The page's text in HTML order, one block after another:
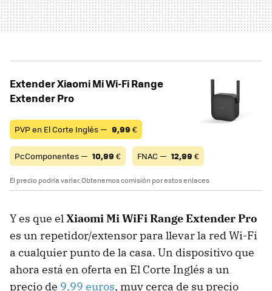
Extender Xiaomi Mi Wi-Fi Range
Extender Pro
PVP en El Corte Inglés — 9,99 €
PcComponentes — 10,99 € FNAC — 12,99 €
El precio podría variar. Obtenemos comisión por estos enlaces
Y es que elXiaomi Mi WiFi Range Extender Pro
es un repetidor/extensor para llevar la red Wi-Fi
a cualquier punto de la casa. Un dispositivo que
ahora está en oferta en El Corte Inglés a un
precio de 9,99 euros, muy cerca de su precio